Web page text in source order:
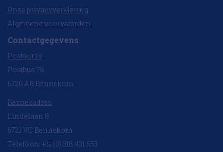
Onze privacyverklaring
Algemene voorwaarden
Contactgegevens
Postadres
Postbus 78
6720 AB Bennekom
Bezoekadres
Lindelaan 8
6721 VC Bennekom
Telefoon: +31 (0) 318 431 553